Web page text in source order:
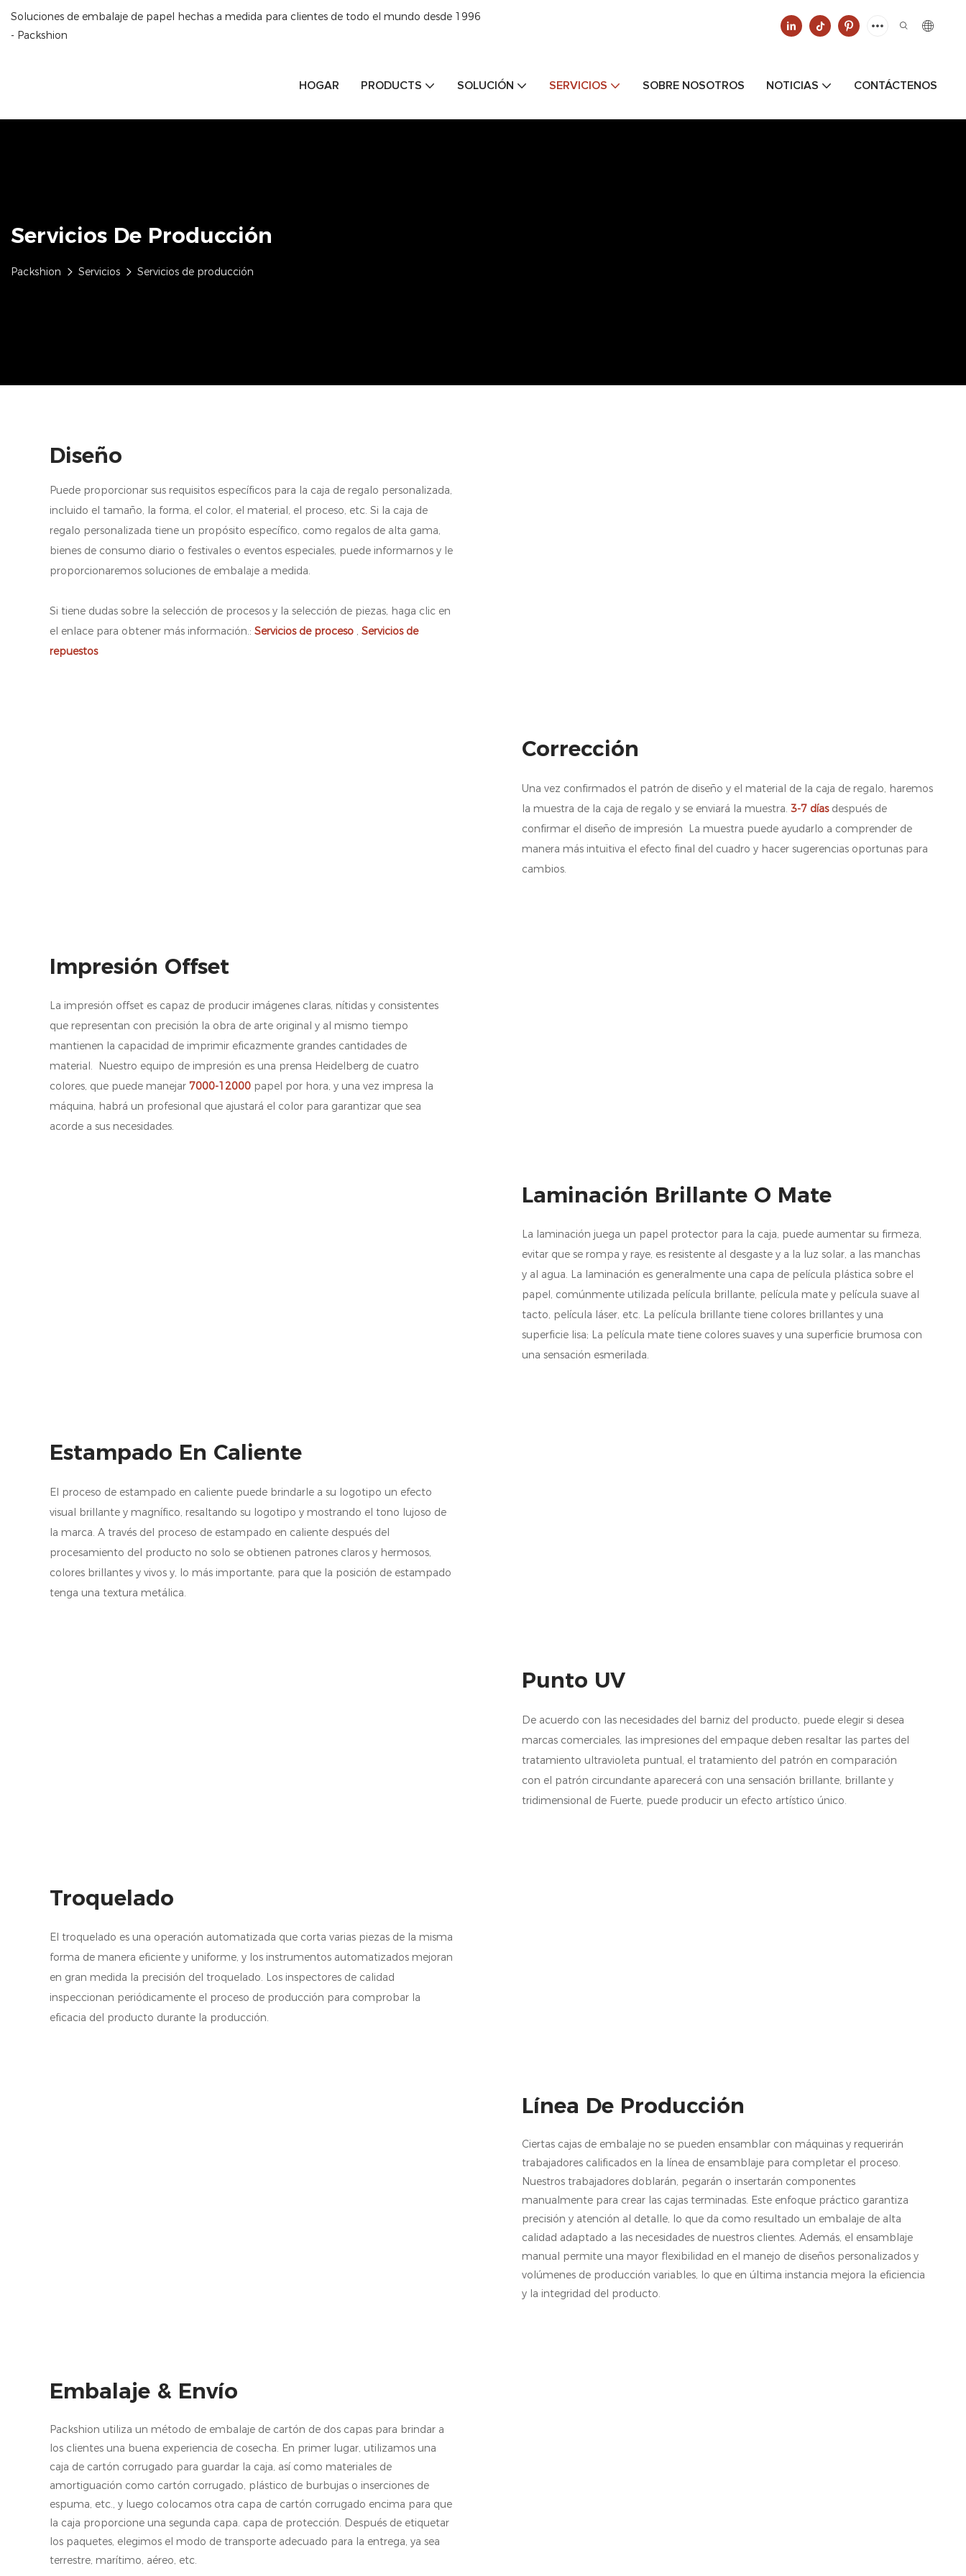
Soluciones de embalaje de papel hechas a medida para clientes de todo el mundo desde 1996
- Packshion
HOGAR PRODUCTS SOLUCIÓN SERVICIOS SOBRE NOSOTROS NOTICIAS CONTÁCTENOS
Servicios De Producción
Packshion Servicios Servicios de producción
Diseño
Puede proporcionar sus requisitos específicos para la caja de regalo personalizada,
incluido el tamaño, la forma, el color, el material, el proceso, etc. Si la caja de
regalo personalizada tiene un propósito específico, como regalos de alta gama,
bienes de consumo diario o festivales o eventos especiales, puede informarnos y le
proporcionaremos soluciones de embalaje a medida.
Si tiene dudas sobre la selección de procesos y la selección de piezas, haga clic en
el enlace para obtener más información.: Servicios de proceso , Servicios de
repuestos
Corrección
Una vez confirmados el patrón de diseño y el material de la caja de regalo, haremos
la muestra de la caja de regalo y se enviará la muestra. 3-7 días después de
confirmar el diseño de impresión La muestra puede ayudarlo a comprender de
manera más intuitiva el efecto final del cuadro y hacer sugerencias oportunas para
cambios.
Impresión Offset
La impresión offset es capaz de producir imágenes claras, nítidas y consistentes
que representan con precisión la obra de arte original y al mismo tiempo
mantienen la capacidad de imprimir eficazmente grandes cantidades de
material. Nuestro equipo de impresión es una prensa Heidelberg de cuatro
colores, que puede manejar 7000-12000 papel por hora, y una vez impresa la
máquina, habrá un profesional que ajustará el color para garantizar que sea
acorde a sus necesidades.
Laminación Brillante O Mate
La laminación juega un papel protector para la caja, puede aumentar su firmeza,
evitar que se rompa y raye, es resistente al desgaste y a la luz solar, a las manchas
y al agua. La laminación es generalmente una capa de película plástica sobre el
papel, comúnmente utilizada película brillante, película mate y película suave al
tacto, película láser, etc. La película brillante tiene colores brillantes y una
superficie lisa; La película mate tiene colores suaves y una superficie brumosa con
una sensación esmerilada.
Estampado En Caliente
El proceso de estampado en caliente puede brindarle a su logotipo un efecto
visual brillante y magnífico, resaltando su logotipo y mostrando el tono lujoso de
la marca. A través del proceso de estampado en caliente después del
procesamiento del producto no solo se obtienen patrones claros y hermosos,
colores brillantes y vivos y, lo más importante, para que la posición de estampado
tenga una textura metálica.
Punto UV
De acuerdo con las necesidades del barniz del producto, puede elegir si desea
marcas comerciales, las impresiones del empaque deben resaltar las partes del
tratamiento ultravioleta puntual, el tratamiento del patrón en comparación
con el patrón circundante aparecerá con una sensación brillante, brillante y
tridimensional de Fuerte, puede producir un efecto artístico único.
Troquelado
El troquelado es una operación automatizada que corta varias piezas de la misma
forma de manera eficiente y uniforme, y los instrumentos automatizados mejoran
en gran medida la precisión del troquelado. Los inspectores de calidad
inspeccionan periódicamente el proceso de producción para comprobar la
eficacia del producto durante la producción.
Línea De Producción
Ciertas cajas de embalaje no se pueden ensamblar con máquinas y requerirán
trabajadores calificados en la línea de ensamblaje para completar el proceso.
Nuestros trabajadores doblarán, pegarán o insertarán componentes
manualmente para crear las cajas terminadas. Este enfoque práctico garantiza
precisión y atención al detalle, lo que da como resultado un embalaje de alta
calidad adaptado a las necesidades de nuestros clientes. Además, el ensamblaje
manual permite una mayor flexibilidad en el manejo de diseños personalizados y
volúmenes de producción variables, lo que en última instancia mejora la eficiencia
y la integridad del producto.
Embalaje & Envío
Packshion utiliza un método de embalaje de cartón de dos capas para brindar a
los clientes una buena experiencia de cosecha. En primer lugar, utilizamos una
caja de cartón corrugado para guardar la caja, así como materiales de
amortiguación como cartón corrugado, plástico de burbujas o inserciones de
espuma, etc., y luego colocamos otra capa de cartón corrugado encima para que
la caja proporcione una segunda capa. capa de protección. Después de etiquetar
los paquetes, elegimos el modo de transporte adecuado para la entrega, ya sea
terrestre, marítimo, aéreo, etc.